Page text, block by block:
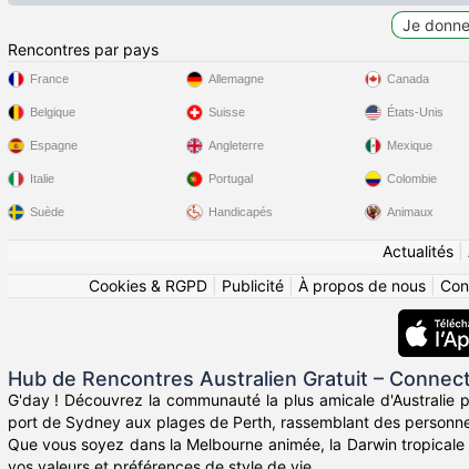
Rencontres par pays
France
Belgique
Espagne
Italie
Suède
Allemagne
Suisse
Angleterre
Portugal
Handicapés
Canada
États-Unis
Mexique
Colombie
Animaux
Actualités|
Cookies & RGPD| Publicité| À propos de nous|
Hub de Rencontres Australien Gratuit –
G'day ! Découvrez la communauté la plus amicale
port de Sydney aux plages de Perth, rassemblant des
Que vous soyez dans la Melbourne animée, la Darwin